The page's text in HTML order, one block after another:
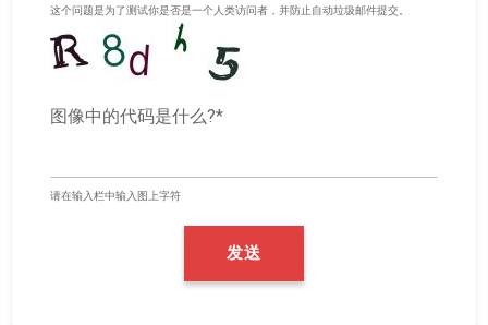
这个问题是为了测试你是否是一个人类访问者，并防止自动垃圾邮件提交。
图像中的代码是什么?*
请在输入栏中输入图上字符